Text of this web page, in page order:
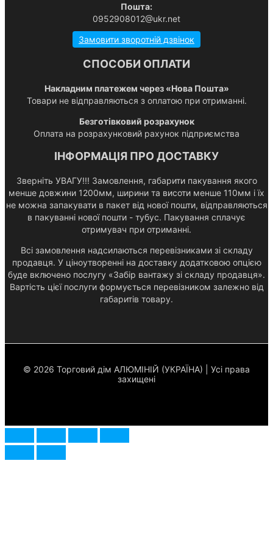
Пошта:
0952908012@ukr.net
Замовити зворотній дзвінок
СПОСОБИ ОПЛАТИ
Накладним платежем через «Нова Пошта»
Товари не відправляються з оплатою при отриманні.
Безготівковий розрахунок
Оплата на розрахунковий рахунок підприємства
ІНФОРМАЦІЯ ПРО ДОСТАВКУ
Зверніть УВАГУ!!! Замовлення, габарити пакування якого
менше довжини 1200мм, ширини та висоти менше 110мм і їх
не можна запакувати в пакет від нової пошти, відправляються
в пакуванні нової пошти - тубус. Пакування сплачує
отримувач при отриманні.
Всі замовлення надсилаються перевізниками зі складу
продавця. У ціноутворенні на доставку додатковою опцією
буде включено послугу «Забір вантажу зі складу продавця».
Вартість цієї послуги формується перевізником залежно від
габаритів товару.
© 2026 Торговий дім АЛЮМІНІЙ (УКРАЇНА) | Усі права
захищені